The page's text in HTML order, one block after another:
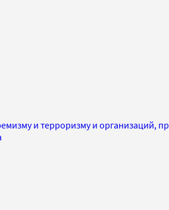
и терроризму и организаций,